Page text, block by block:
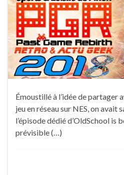
Émoustillé à l’idée de partager
jeu en réseau sur NES, on
l’épisode dédié d’OldSchool is
prévisible (…)